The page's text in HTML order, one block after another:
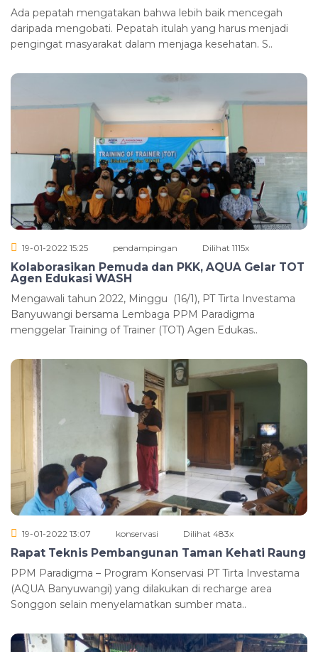
Ada pepatah mengatakan bahwa lebih baik mencegah
daripada mengobati. Pepatah itulah yang harus menjadi
pengingat masyarakat dalam menjaga kesehatan. S..
19-01-2022 15:25 pendampingan Dilihat 1115x
Kolaborasikan Pemuda dan PKK, AQUA Gelar TOT
Agen Edukasi WASH
Mengawali tahun 2022, Minggu (16/1), PT Tirta Investama
Banyuwangi bersama Lembaga PPM Paradigma
menggelar Training of Trainer (TOT) Agen Edukas..
19-01-2022 13:07 konservasi Dilihat 483x
Rapat Teknis Pembangunan Taman Kehati Raung
PPM Paradigma – Program Konservasi PT Tirta Investama
(AQUA Banyuwangi) yang dilakukan di recharge area
Songgon selain menyelamatkan sumber mata..